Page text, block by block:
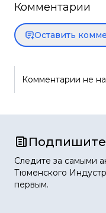
Комментарии
Оставить
Комментарии не
Следите за самыми
Тюменского
первым.